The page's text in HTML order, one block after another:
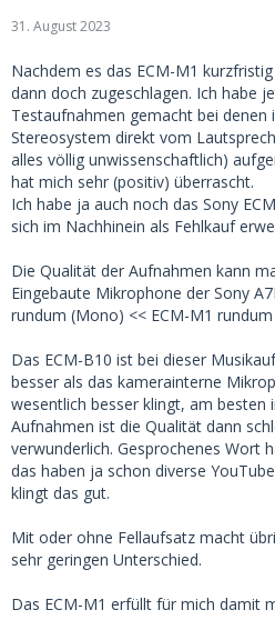
31. August 2023
Nachdem es das ECM-M1
dann doch zugeschlagen. Ich habe
Testaufnahmen gemacht bei denen
Stereosystem direkt vom
alles völlig unwissenschaftlich)
hat mich sehr (positiv) überrascht.
Ich habe ja auch noch das Sony
sich im Nachhinein als Fehlkauf
Die Qualität der Aufnahmen kann
Eingebaute Mikrophone der Sony
rundum (Mono) << ECM-M1
Das ECM-B10 ist bei dieser
besser als das kamerainterne
wesentlich besser klingt, am besten
Aufnahmen ist die Qualität dann
verwunderlich. Gesprochenes Wort
das haben ja schon diverse
klingt das gut.
Mit oder ohne Fellaufsatz macht
sehr geringen Unterschied.
Das ECM-M1 erfüllt für mich damit